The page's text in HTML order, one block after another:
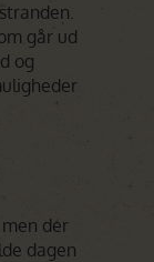
går ud
og
der
dagen